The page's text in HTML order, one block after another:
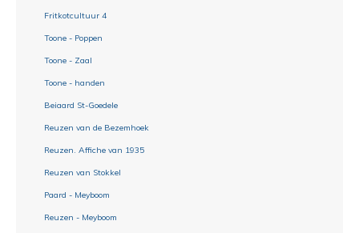
Fritkotcultuur 4
Toone - Poppen
Toone - Zaal
Toone - handen
Beiaard St-Goedele
Reuzen van de Bezemhoek
Reuzen. Affiche van 1935
Reuzen van Stokkel
Paard - Meyboom
Reuzen - Meyboom